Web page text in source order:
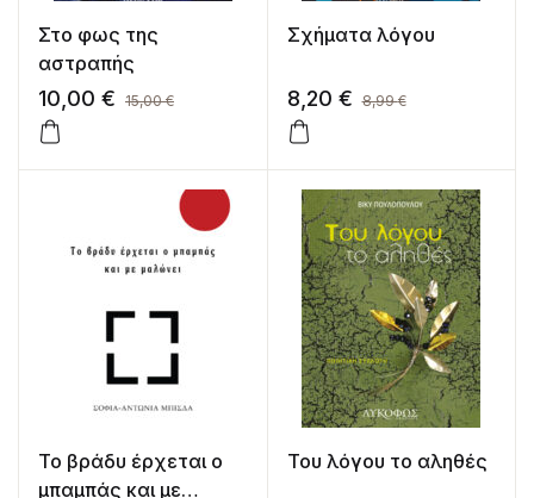
Στο φως της
αστραπής
10,00 € 15,00€
Σχήματα λόγου
8,20 € 8,99€
Το βράδυ έρχεται ο
μπαμπάς και με
Του λόγου το αληθές